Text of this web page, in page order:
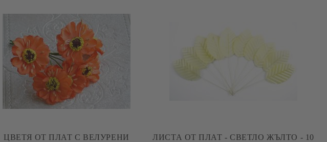
ЦВЕТЯ ОТ ПЛАТ С ВЕЛУРЕНИ
ЛИСТА ОТ ПЛАТ - СВЕТЛО ЖЪЛТО - 10